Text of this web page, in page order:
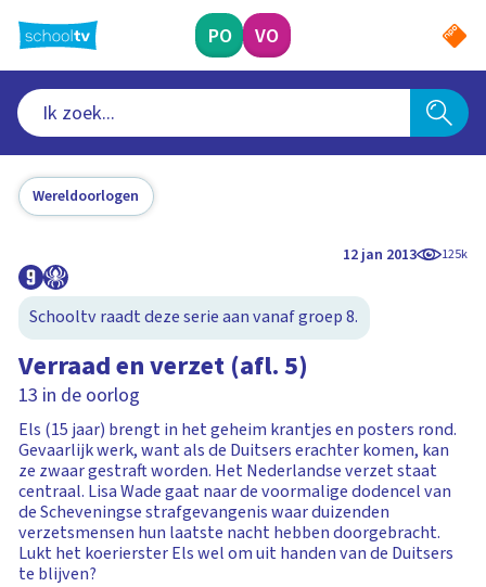
naar
hoofdinhoud
PO VO
Wereldoorlogen
12 jan 2013 125k
Schooltv raadt deze serie aan vanaf groep 8.
Verraad en verzet (afl. 5)
13 in de oorlog
Els (15 jaar) brengt in het geheim krantjes en posters rond.
Gevaarlijk werk, want als de Duitsers erachter komen, kan
ze zwaar gestraft worden. Het Nederlandse verzet staat
centraal. Lisa Wade gaat naar de voormalige dodencel van
de Scheveningse strafgevangenis waar duizenden
verzetsmensen hun laatste nacht hebben doorgebracht.
Lukt het koerierster Els wel om uit handen van de Duitsers
te blijven?